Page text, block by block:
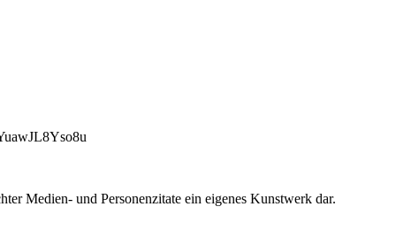
Medien- und Personenzitate ein eigenes Kunstwerk dar.